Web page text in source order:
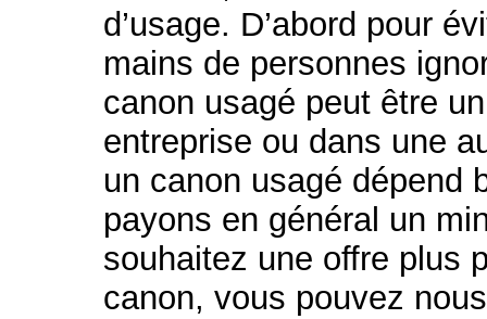
d’usage. D’abord pour
mains de personnes
canon usagé peut être
entreprise ou dans une
un canon usagé dépend
payons en général un
souhaitez une offre plus
canon, vous pouvez